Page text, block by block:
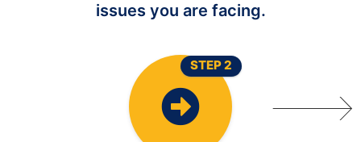
issues you are facing.
STEP 2